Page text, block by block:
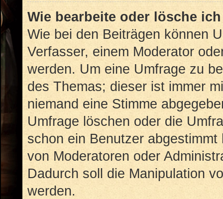
Wie bearbeite oder lösche
Wie bei den Beiträgen können
Verfasser, einem Moderator
werden. Um eine Umfrage zu
des Themas; dieser ist immer
niemand eine Stimme
Umfrage löschen oder die
schon ein Benutzer
von Moderatoren oder
Dadurch soll die Manipulation
werden.